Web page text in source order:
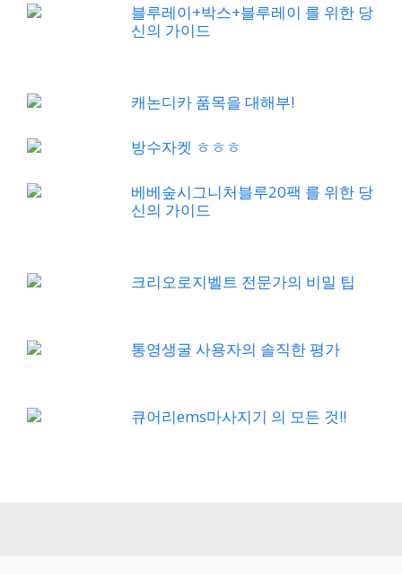
블루레이+박스+블루레이 를 위한 당
신의 가이드
캐논디카 품목을 대해부!
방수자켓 ㅎㅎㅎ
베베숲시그니처블루20팩 를 위한 당
신의 가이드
크리오로지벨트 전문가의 비밀 팁
통영생굴 사용자의 솔직한 평가
큐어리ems마사지기 의 모든 것!!